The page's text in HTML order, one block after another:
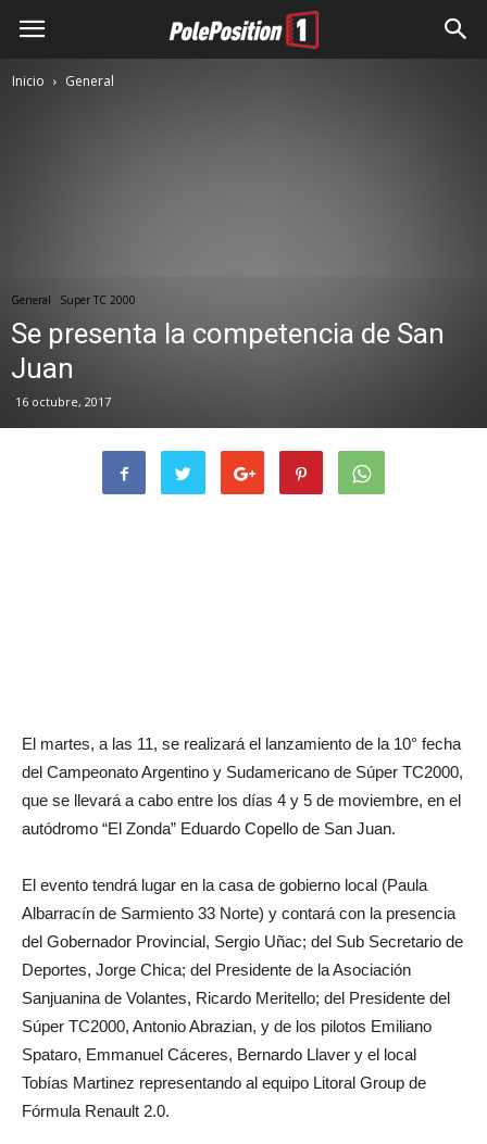
Inicio General
General Super TC 2000
Se presenta la competencia de San
Juan
16 octubre, 2017
El martes, a las 11, se realizará el lanzamiento de la 10° fecha
del Campeonato Argentino y Sudamericano de Súper TC2000,
que se llevará a cabo entre los días 4 y 5 de moviembre, en el
autódromo “El Zonda” Eduardo Copello de San Juan.
El evento tendrá lugar en la casa de gobierno local (Paula
Albarracín de Sarmiento 33 Norte) y contará con la presencia
del Gobernador Provincial, Sergio Uñac; del Sub Secretario de
Deportes, Jorge Chica; del Presidente de la Asociación
Sanjuanina de Volantes, Ricardo Meritello; del Presidente del
Súper TC2000, Antonio Abrazian, y de los pilotos Emiliano
Spataro, Emmanuel Cáceres, Bernardo Llaver y el local
Tobías Martinez representando al equipo Litoral Group de
Fórmula Renault 2.0.